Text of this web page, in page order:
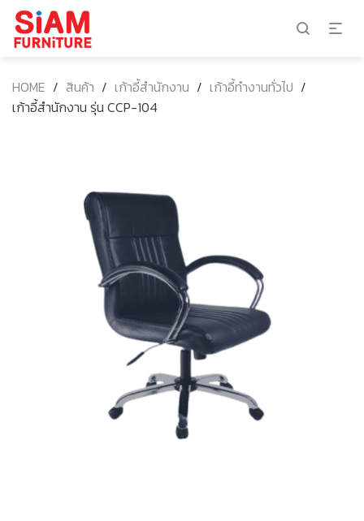
HOME / สินค้า / เก้าอี้สำนักงาน / เก้าอี้ทำงานทั่วไป /
เก้าอี้สำนักงาน รุ่น CCP-104